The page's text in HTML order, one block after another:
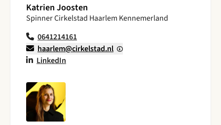
Katrien Joosten
Spinner Cirkelstad Haarlem Kennemerland
0641214161
haarlem@cirkelstad.nl
LinkedIn